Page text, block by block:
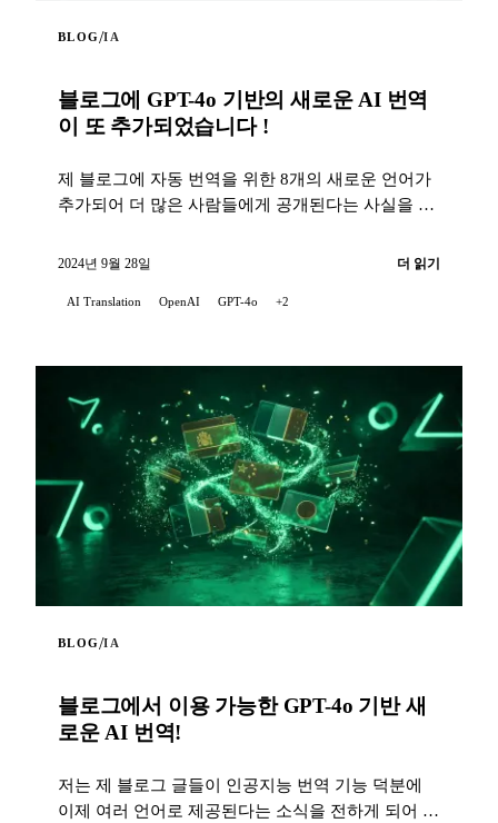
BLOG/IA
블로그에 GPT-4o 기반의 새로운 AI 번역
이 또 추가되었습니다 !
제 블로그에 자동 번역을 위한 8개의 새로운 언어가
추가되어 더 많은 사람들에게 공개된다는 사실을 기
2024년 9월 28일 더 읽기
AI Translation OpenAI GPT-4o +2
BLOG/IA
블로그에서 이용 가능한 GPT-4o 기반 새
로운 AI 번역!
저는 제 블로그 글들이 인공지능 번역 기능 덕분에
이제 여러 언어로 제공된다는 소식을 전하게 되어 기